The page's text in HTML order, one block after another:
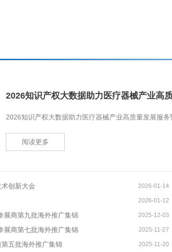
2026知识产权大数据助力医疗器械产业高
2026知识产权大数据助力医疗器械产业高质量发展服
阅读更多
2026-01-14
创新大会
2026-01-12
2025-12-03
展商第九批海外推广集锦
2025-11-27
展商第七批海外推广集锦
2025-11-20
五批海外推广集锦